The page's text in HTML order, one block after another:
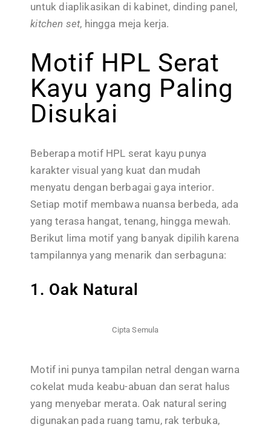
untuk diaplikasikan di kabinet, dinding panel,
kitchen set, hingga meja kerja.
Motif HPL Serat
Kayu yang Paling
Disukai
Beberapa motif HPL serat kayu punya
karakter visual yang kuat dan mudah
menyatu dengan berbagai gaya interior.
Setiap motif membawa nuansa berbeda, ada
yang terasa hangat, tenang, hingga mewah.
Berikut lima motif yang banyak dipilih karena
tampilannya yang menarik dan serbaguna:
1. Oak Natural
Cipta Semula
Motif ini punya tampilan netral dengan warna
cokelat muda keabu-abuan dan serat halus
yang menyebar merata. Oak natural sering
digunakan pada ruang tamu, rak terbuka,